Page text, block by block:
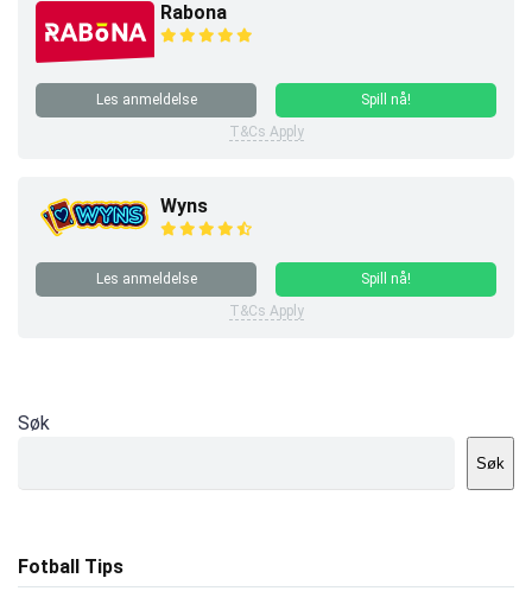
Rabona
Les anmeldelse
Spill nå!
T&Cs Apply
Wyns
Les anmeldelse
Spill nå!
T&Cs Apply
Søk
Søk
Fotball Tips